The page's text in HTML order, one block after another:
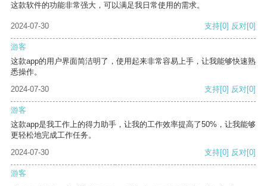
这款软件的功能非常强大，可以满足我日常使用的需求。
2024-07-30 支持[0] 反对[0]
游客
这款app的用户界面简洁明了，使用起来非常容易上手，让我能够快速熟
悉操作。
2024-07-30
支持[0] 反对[0]
游客
这款app是我工作上的得力助手，让我的工作效率提高了50%，让我能够
更轻松地完成工作任务。
2024-07-30
支持[0] 反对[0]
游客